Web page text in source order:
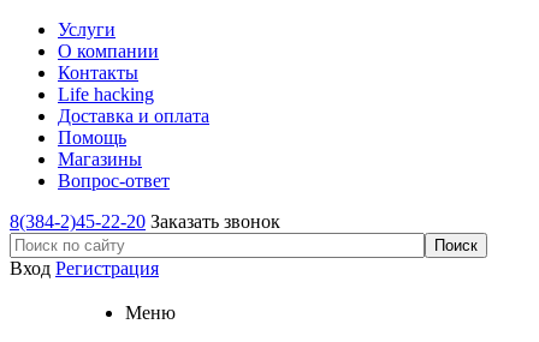
Услуги
О компании
Контакты
Life hacking
Доставка и оплата
Помощь
Магазины
Вопрос-ответ
8(384-2)45-22-20 Заказать звонок
Вход Регистрация
Меню